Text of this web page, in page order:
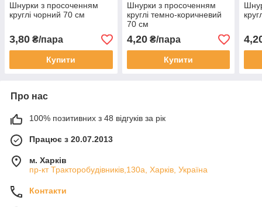
Шнурки з просоченням
круглі чорний 70 см
3,80 ₴/пара
Купити
Шнурки з просоченням
круглі темно-коричневий
70 см
4,20₴/пара
Купити
Про нас
100% позитивних з 48 відгуків за рік
Працює з 20.07.2013
м. Харків
пр-кт Тракторобудівників,130а, Харків, Україна
Контакти